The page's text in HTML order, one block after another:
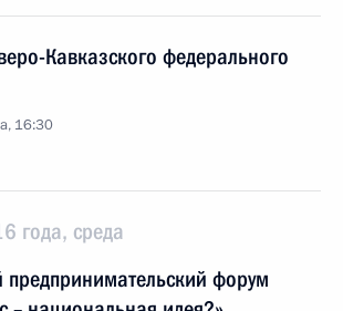
Кавказского федерального
16:30
года, среда
предпринимательский форум